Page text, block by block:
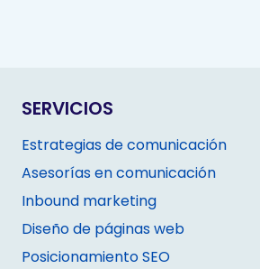
SERVICIOS
Estrategias de comunicación
Asesorías en comunicación
Inbound marketing
Diseño de páginas web
Posicionamiento SEO